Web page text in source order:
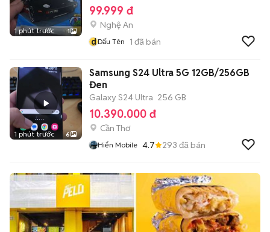
1 phút trước 1
99.999 đ
Nghệ An
dDấu Tên 1 đã bán
1 phút trước 6
Samsung S24 Ultra 5G 12GB/256GB
Đen
Galaxy S24 Ultra 256 GB
10.390.000 đ
Cần Thơ
Hiển Mobile 4.7 293 đã bán